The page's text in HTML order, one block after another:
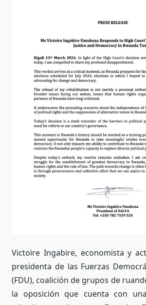
Victoire Ingabire, economista y
presidenta de las Fuerzas
(FDU), coalición de grupos de
la oposición que cuenta con